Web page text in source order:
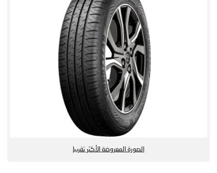
الصورة المعروضة الأكثر تقريبا